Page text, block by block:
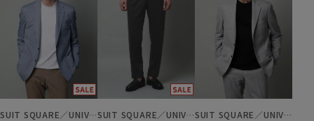
SUIT SQUARE／UNIVERSAL LANGUAGE
SUIT SQUARE／UNIVERSAL LANGUAGE
SUIT SQUARE／UNIVERSAL LANGUAGE